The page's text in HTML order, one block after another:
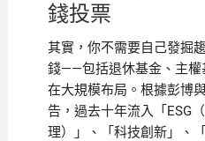
錢投票
其實，你不需要自己發掘
錢——包括退休基金、主
在大規模布局。根據彭博
告，過去十年流入「ESG
理）」、「科技創新」、